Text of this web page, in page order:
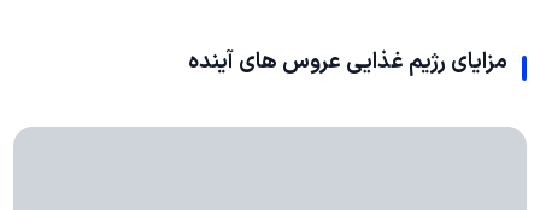
مزایای رژیم غذایی عروس های آینده